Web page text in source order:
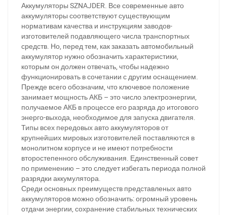
Аккумуляторы SZNAJDER. Все современные авто
аккумуляторы соответствуют существующим
нормативам качества и инструкциям заводов-
изготовителей подавляющего числа транспортных
средств. Но, перед тем, как заказать автомобильный
аккумулятор нужно обозначить характеристики,
которым он должен отвечать, чтобы надежно
функционировать в сочетании с другим оснащением.
Прежде всего обозначим, что ключевое положение
занимает мощность АКБ – это число электроэнергии,
получаемое АКБ в процессе его разряда до итогового
энерго-выхода, необходимое для запуска двигателя.
Типы всех передовых авто аккумуляторов от
крупнейших мировых изготовителей поставляются в
монолитном корпусе и не имеют потребности
второстепенного обслуживания. Единственный совет
по применению – это следует избегать периода полной
разрядки аккумулятора.
Среди основных преимуществ представленых авто
аккумуляторов можно обозначить: огромный уровень
отдачи энергии, сохранение стабильных технических